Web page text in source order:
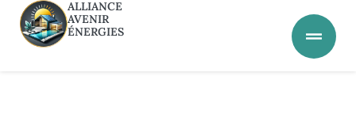
ALLIANCE
AVENIR
ÉNERGIES